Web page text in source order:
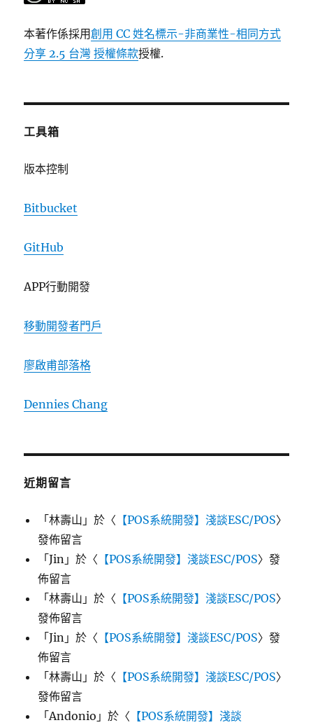
本著作係採用創用 CC 姓名標示-非商業性-相同方式
分享 2.5 台灣 授權條款授權.
工具箱
版本控制
Bitbucket
GitHub
APP行動開發
移動開發者門戶
廖啟甫部落格
Dennies Chang
近期留言
「林壽山 」於〈 【POS系統開發】淺談ESC/POS〉
發佈留言
「Jin 」於〈 【POS系統開發】淺談ESC/POS〉發
佈留言
「林壽山 」於〈 【POS系統開發】淺談ESC/POS〉
發佈留言
「Jin 」於〈 【POS系統開發】淺談ESC/POS〉發
佈留言
「林壽山 」於〈 【POS系統開發】淺談ESC/POS〉
發佈留言
「Andonio 」於〈 【POS系統開發】淺談